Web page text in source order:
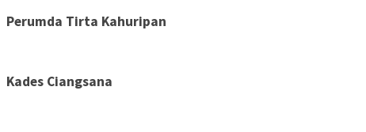
Perumda Tirta Kahuripan
Kades Ciangsana